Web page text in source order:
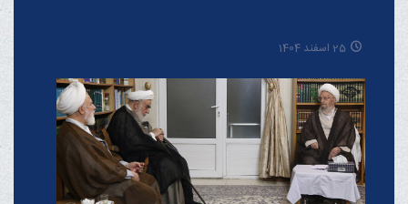
25 اسفند 1404